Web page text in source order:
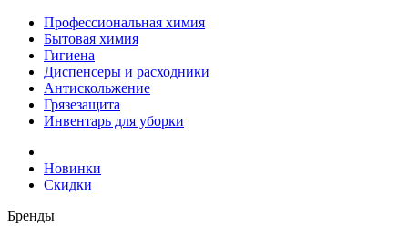
Профессиональная химия
Бытовая химия
Гигиена
Диспенсеры и расходники
Антискольжение
Грязезащита
Инвентарь для уборки
Новинки
Скидки
Бренды